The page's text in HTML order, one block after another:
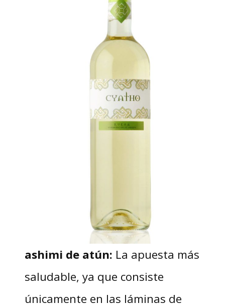
ashimi de atún: La apuesta más
saludable, ya que consiste
únicamente en las láminas de